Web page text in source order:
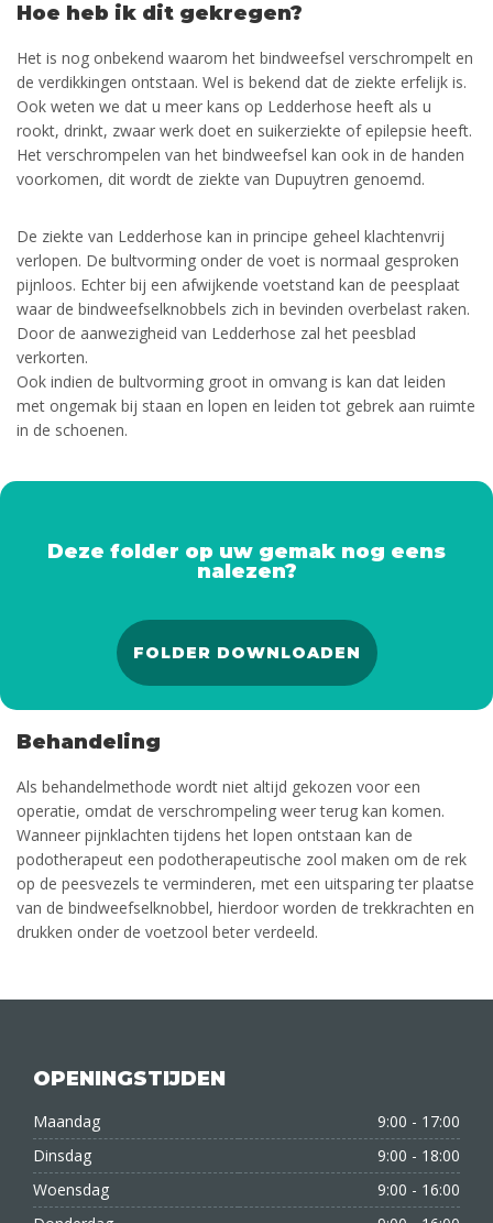
Hoe heb ik dit gekregen?
Het is nog onbekend waarom het bindweefsel verschrompelt en
de verdikkingen ontstaan. Wel is bekend dat de ziekte erfelijk is.
Ook weten we dat u meer kans op Ledderhose heeft als u
rookt, drinkt, zwaar werk doet en suikerziekte of epilepsie heeft.
Het verschrompelen van het bindweefsel kan ook in de handen
voorkomen, dit wordt de ziekte van Dupuytren genoemd.
De ziekte van Ledderhose kan in principe geheel klachtenvrij
verlopen. De bultvorming onder de voet is normaal gesproken
pijnloos. Echter bij een afwijkende voetstand kan de peesplaat
waar de bindweefselknobbels zich in bevinden overbelast raken.
Door de aanwezigheid van Ledderhose zal het peesblad
verkorten.
Ook indien de bultvorming groot in omvang is kan dat leiden
met ongemak bij staan en lopen en leiden tot gebrek aan ruimte
in de schoenen.
Deze folder op uw gemak nog eens
nalezen?
FOLDER DOWNLOADEN
Behandeling
Als behandelmethode wordt niet altijd gekozen voor een
operatie, omdat de verschrompeling weer terug kan komen.
Wanneer pijnklachten tijdens het lopen ontstaan kan de
podotherapeut een podotherapeutische zool maken om de rek
op de peesvezels te verminderen, met een uitsparing ter plaatse
van de bindweefselknobbel, hierdoor worden de trekkrachten en
drukken onder de voetzool beter verdeeld.
OPENINGSTIJDEN
Maandag
9:00 - 17:00
Dinsdag
9:00 - 18:00
Woensdag
9:00 - 16:00